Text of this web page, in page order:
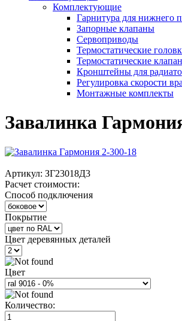
Комплектующие
Гарнитура для нижнего
Запорные клапаны
Сервоприводы
Термостатические
Термостатические
Кронштейны для
Регулировка скорости
Монтажные комплекты
Завалинка
Артикул: ЗГ23018Д3
Расчет стоимости:
Способ подключения
Покрытие
Цвет деревянных деталей
Цвет
Количество: